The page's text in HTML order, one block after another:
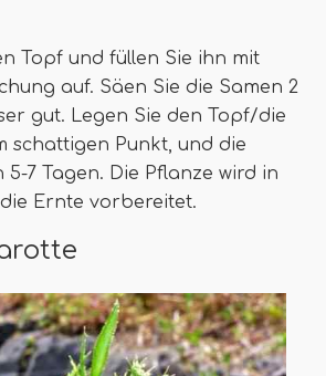
Topf und füllen Sie ihn mit
auf. Säen Sie die Samen 2
gut. Legen Sie den Topf/die
schattigen Punkt, und die
5-7 Tagen. Die Pflanze wird in
Ernte vorbereitet.